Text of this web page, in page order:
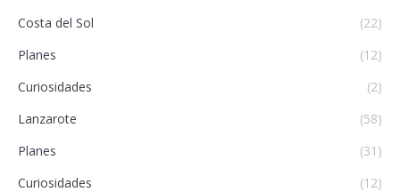
Costa del Sol
(22)
Planes
(12)
Curiosidades
(2)
Lanzarote
(58)
Planes
(31)
Curiosidades
(12)